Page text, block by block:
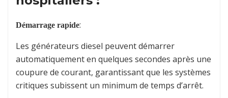
Démarrage rapide:
Les générateurs diesel peuvent démarrer
automatiquement en quelques secondes après une
coupure de courant, garantissant que les systèmes
critiques subissent un minimum de temps d’arrêt.